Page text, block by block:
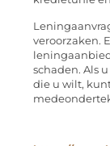
veroorzaken.
schaden. Als
die u wilt,